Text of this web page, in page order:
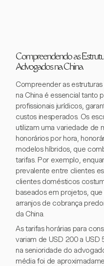
Compreendendo as
Advogados na China
Compreender as
na China é essencial tanto
profissionais jurídicos,
custos inesperados. Os
utilizam uma variedade de
honorários por hora,
modelos híbridos, que
tarifas. Por exemplo,
prevalente entre clientes
clientes domésticos
baseados em projetos,
arranjos de cobrança
da China.
As tarifas horárias para
variam de USD 200 a
na senioridade do
média foi de